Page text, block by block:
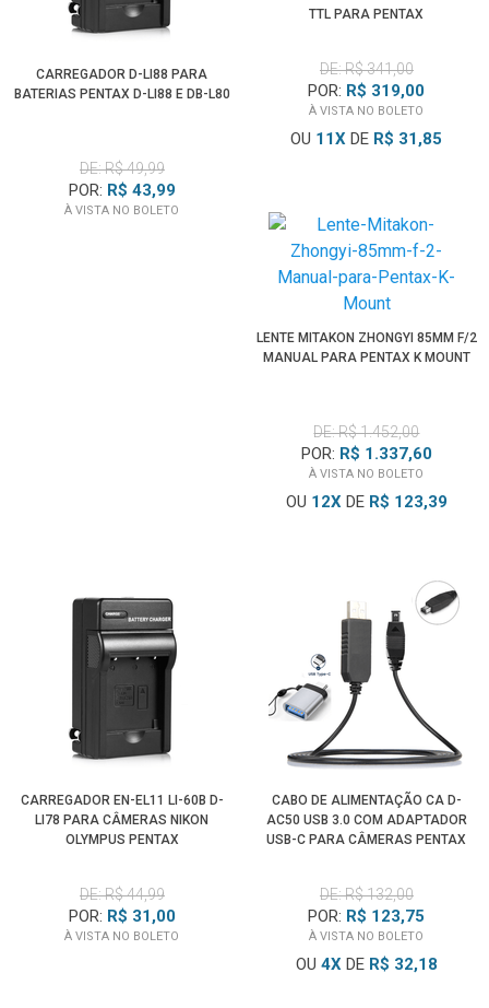
CARREGADOR D-LI88 PARA
BATERIAS PENTAX D-LI88 E DB-L80
DE: R$ 49,99
POR: R$ 43,99
À VISTA NO BOLETO
TTL PARA PENTAX
DE: R$ 341,00
POR: R$ 319,00
À VISTA NO BOLETO
OU 11X DE R$ 31,85
LENTE MITAKON ZHONGYI 85MM F/2
MANUAL PARA PENTAX K MOUNT
DE: R$ 1.452,00
POR: R$ 1.337,60
À VISTA NO BOLETO
OU 12XDE R$ 123,39
CARREGADOR EN-EL11 LI-60B D-
LI78 PARA CÂMERAS NIKON
OLYMPUS PENTAX
DE: R$ 44,99
POR: R$ 31,00
À VISTA NO BOLETO
CABO DE ALIMENTAÇÃO CA D-
AC50 USB 3.0 COM ADAPTADOR
USB-C PARA CÂMERAS PENTAX
DE: R$ 132,00
POR: R$ 123,75
À VISTA NO BOLETO
OU 4XDE R$ 32,18